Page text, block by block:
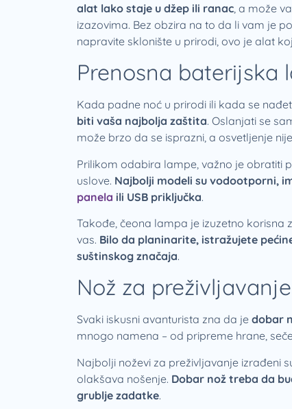
alat lako staje u džep ili ranac , a može
izazovima. Bez obzira na to da li vam je
napravite sklonište u prirodi, ovo je alat
Prenosna baterijska
Kada padne noć u prirodi ili kada se
biti vaša najbolja zaštita. Oslanjati se
može brzo da se isprazni, a osvetljenje
Prilikom odabira lampe, važno je obratiti
uslove. Najbolji modeli su vodootporni,
panela ili USB priključka.
Takođe, čeona lampa je izuzetno
vas. Bilo da planinarite, istražujete
suštinskog značaja.
Nož za
Svaki iskusni avanturista zna da je dobar
mnogo namena – od pripreme hrane,
Najbolji noževi za preživljavanje izrađeni
olakšava nošenje. Dobar nož treba da
grublje zadatke.